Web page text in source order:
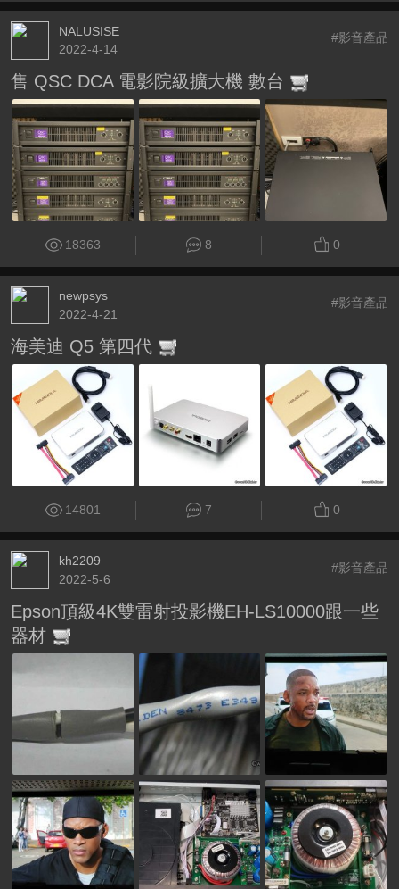
NALUSISE
2022-4-14
#影音產品
售 QSC DCA 電影院級擴大機 數台
18363 8 0
newpsys
2022-4-21
#影音產品
海美迪 Q5 第四代
14801 7 0
kh2209
2022-5-6
#影音產品
Epson頂級4K雙雷射投影機EH-LS10000跟一些
器材